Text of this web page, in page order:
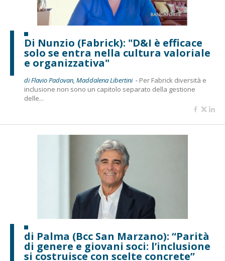
Di Nunzio (Fabrick): "D&I è efficace
solo se entra nella cultura valoriale
e organizzativa"
di Flavio Padovan, Maddalena Libertini - Per Fabrick diversità e
inclusione non sono un capitolo separato della gestione
delle...
di Palma (Bcc San Marzano): “Parità
di genere e giovani soci: l’inclusione
si costruisce con scelte concrete”